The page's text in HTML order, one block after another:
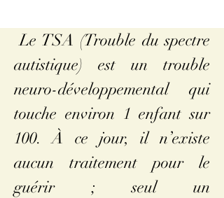
Le TSA (Trouble du spectre
autistique) est un trouble
neuro-développemental qui
touche environ 1 enfant sur
100. À ce jour, il n’existe
aucun traitement pour le
guérir ; seul un